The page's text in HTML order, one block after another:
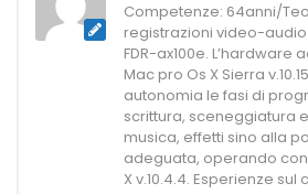
Competenze: 64anni/
registrazioni video-audio
FDR-ax100e. L’hardware
Mac pro Os X Sierra
autonomia le fasi di
scrittura, sceneggiatura
musica, effetti sino alla
adeguata, operando con
X v.10.4.4. Esperienze